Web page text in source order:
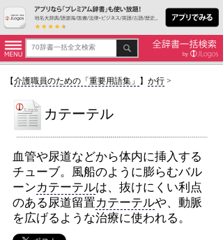
【介護職員のための「重要用語集」 】 か行>
カテーテル
血管や尿道などから体内に挿入する
チューブ。風船のように膨らむバル
ーンカテーテルは、抜けにくい利点
のある尿道留置カテーテルや、動脈
を広げるような治療に使われる。